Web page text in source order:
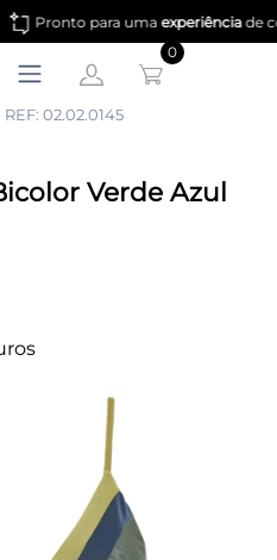
Pronto para umaexperiênciade
0
REF: 02.02.0145
Verde Azul